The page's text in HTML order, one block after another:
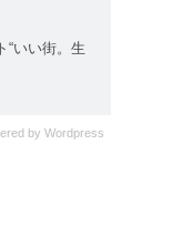
“いい街。生
byWordpress